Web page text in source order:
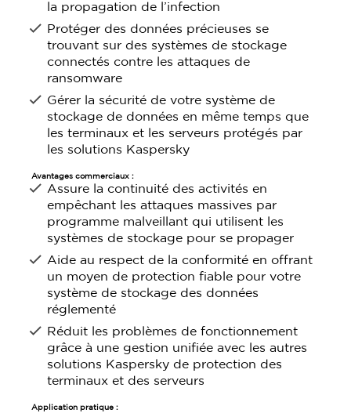
la propagation de l’infection
Protéger des données précieuses se
trouvant sur des systèmes de stockage
connectés contre les attaques de
ransomware
Gérer la sécurité de votre système de
stockage de données en même temps que
les terminaux et les serveurs protégés par
les solutions Kaspersky
Avantages commerciaux :
Assure la continuité des activités en
empêchant les attaques massives par
programme malveillant qui utilisent les
systèmes de stockage pour se propager
Aide au respect de la conformité en offrant
un moyen de protection fiable pour votre
système de stockage des données
réglementé
Réduit les problèmes de fonctionnement
grâce à une gestion unifiée avec les autres
solutions Kaspersky de protection des
terminaux et des serveurs
Application pratique :